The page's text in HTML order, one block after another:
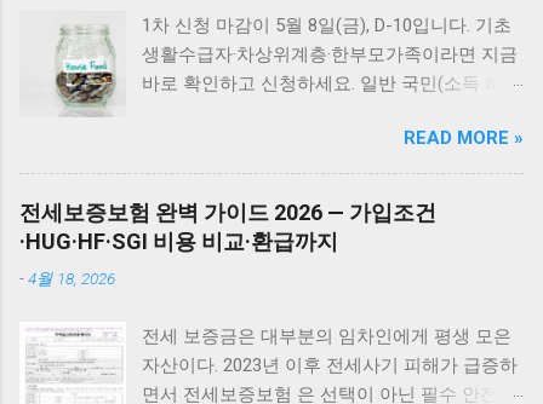
테이지 도그우드스틱을 가장 잘 가지고 놀더라
구요. 어린 친구들에게는 XS 사이즈가 적당합니
다. 주요 장점 합성나무 재질로 안전한 이갈이
가능 오리지널 나무향으로 강아지들의 흥미 유
발 뛰어한 내구성으로 나무가 다 뜯어지거나 지
없어 관리 편리 쿠팡에서 [Petstages 강아지 우
드스틱] 최저가 구매하기 이갈이 장난감 활용 꿀
간식이나 츄르를 우드스틱에 발라줍니다 이렇
게 하면 우드스틱에 대한 애착이 훨씬 커집니다
적절한 이갈이 장난감 제공은 강아지의 자연스
상황이라 더욱 당황스러웠어요. 자동차 페인트
클렌저 선택 과정 블로그를 통해 자동차 얼룩 제
거에는 페인트 클렌저가 효과적이라는 정보를
저 중 고민했어요. 과거 다이소 제품으로 실패
한 경험이 있어서 도깨비 제품을 선택했습니다.
무엇보다 온라인 후기가 더 믿을 만했거든요. 도
깨비 페인트 클렌저 사용 결과 도깨비 D01 페인
지지 않던 완고한 얼룩이 감쪽같이 사라졌습니
다. 사용 전후 비교: 운전석 문: 완전히 깨끗해짐
천장 필러: 얼룩 흔적 없음 뒷문: 말끔하게 제거
1차 신청 마감이 5월 8일(금), D-10입니다. 기초
생활수급자·차상위계층·한부모가족이라면 지금
바로 확인하고 신청하세요. 일반 국민(소득 하위
서는 대상 여부 자가진단, 지역별 수령 금액, 온
라인/오프라인 신청 방법, 사용처와 기한, 그리
고 놓치기 쉬운 실수까지 한 번에 정리합니다.
나는 받을 수 있나? — 3가지만 확인하세요 ☑ 기
초생활수급자 / 차상위계층 / 한부모가족 → 1차
일) ☑ 1차에서 이미 신청·수령 했다면 → 2차 중
복 신청 불가 미성년 자녀도 1인 단위 대상에 포
READ MORE »
전세보증보험 완벽 가이드 2026 — 가입조건
·HUG·HF·SGI 비용 비교·환급까지
-4월 18, 2026
전세 보증금은 대부분의 임차인에게 평생 모은
자산이다. 2023년 이후 전세사기 피해가 급증하
면서 전세보증보험 은 선택이 아닌 필수 안전장